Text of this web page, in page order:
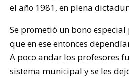
el año 1981, en plena
Se prometió un bono especial
que en ese entonces
A poco andar los profesores
sistema municipal y se les